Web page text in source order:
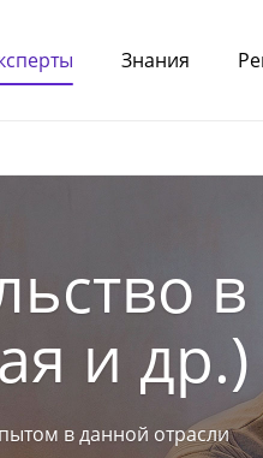
Знания
и др.)
в данной отрасли